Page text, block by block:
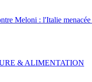
Meloni : l'Italie menacée
& ALIMENTATION